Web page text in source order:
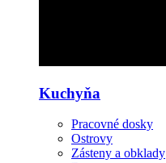
Kuchyňa
Pracovné dosky
Ostrovy
Zásteny a obklady